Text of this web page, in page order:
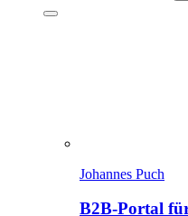
Johannes Puch
B2B-Portal